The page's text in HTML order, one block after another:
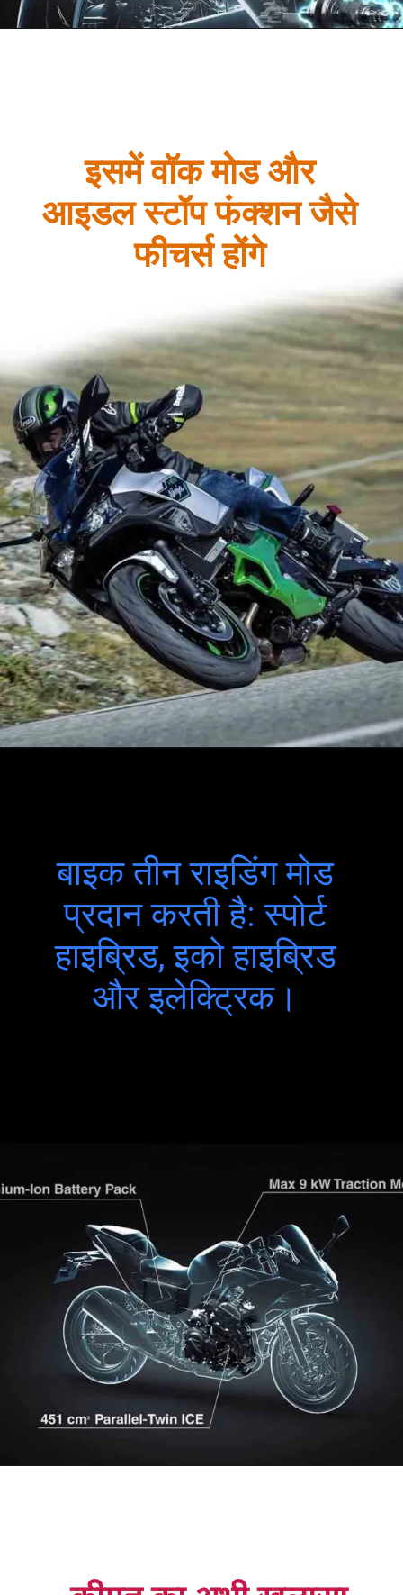
इसमें वॉक मोड और
आइडल स्टॉप फंक्शन जैसे
फीचर्स होंगे
बाइक तीन राइडिंग मोड
प्रदान करती है: स्पोर्ट
हाइब्रिड, इको हाइब्रिड
और इलेक्ट्रिक।